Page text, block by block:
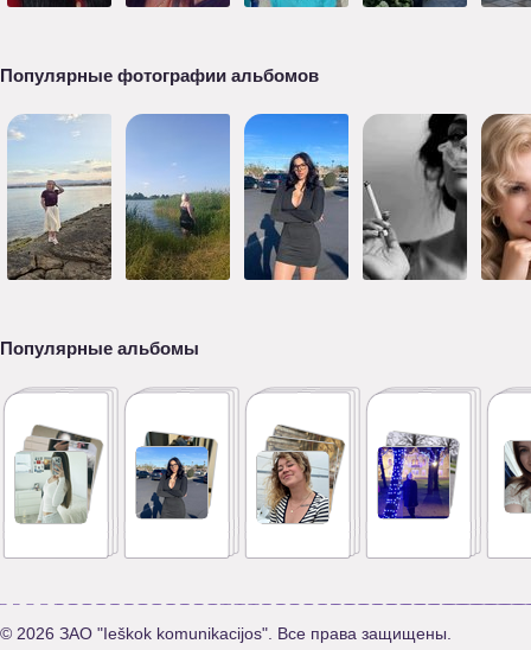
Популярные фотографии альбомов
Популярные альбомы
© 2026 ЗАО "Ieškok komunikacijos". Все права защищены.